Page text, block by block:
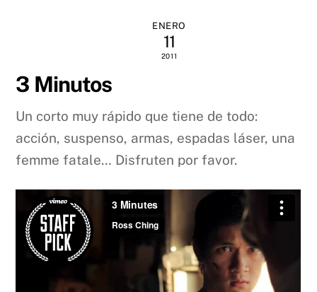
ENERO
11
2011
3 Minutos
Un corto muy rápido que tiene de todo:
acción, suspenso, armas, espadas láser, una
femme fatale… Disfruten por favor.